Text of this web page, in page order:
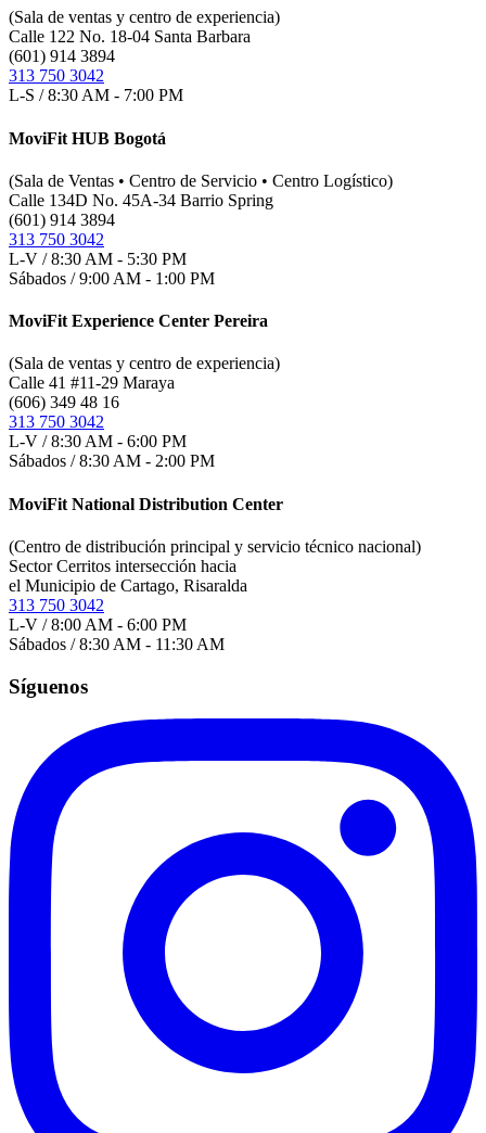
(Sala de ventas y centro de experiencia)
Calle 122 No. 18-04 Santa Barbara
(601) 914 3894
313 750 3042
L-S / 8:30 AM - 7:00 PM
MoviFit HUB Bogotá
(Sala de Ventas • Centro de Servicio • Centro Logístico)
Calle 134D No. 45A-34 Barrio Spring
(601) 914 3894
313 750 3042
L-V / 8:30 AM - 5:30 PM
Sábados / 9:00 AM - 1:00 PM
MoviFit Experience Center Pereira
(Sala de ventas y centro de experiencia)
Calle 41 #11-29 Maraya
(606) 349 48 16
313 750 3042
L-V / 8:30 AM - 6:00 PM
Sábados / 8:30 AM - 2:00 PM
MoviFit National Distribution Center
(Centro de distribución principal y servicio técnico nacional)
Sector Cerritos intersección hacia
el Municipio de Cartago, Risaralda
313 750 3042
L-V / 8:00 AM - 6:00 PM
Sábados / 8:30 AM - 11:30 AM
Síguenos